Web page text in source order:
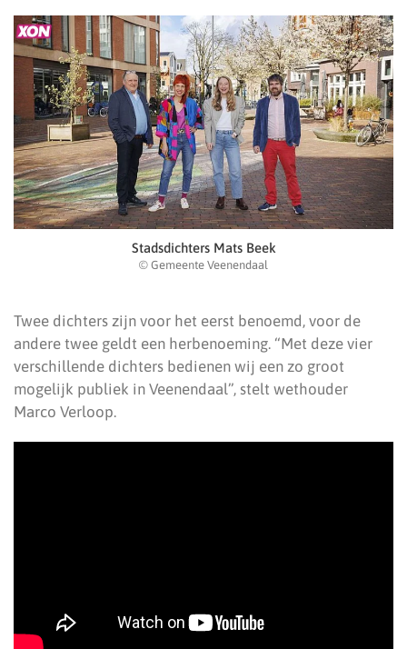
Stadsdichters Mats Beek
© Gemeente Veenendaal
Twee dichters zijn voor het eerst benoemd, voor de
andere twee geldt een herbenoeming. “Met deze vier
verschillende dichters bedienen wij een zo groot
mogelijk publiek in Veenendaal”, stelt wethouder
Marco Verloop.